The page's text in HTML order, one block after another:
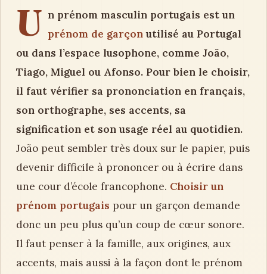
U n prénom masculin portugais est un
prénom de garçonutilisé au Portugal
ou dans l’espace lusophone, comme João,
Tiago, Miguel ou Afonso. Pour bien le choisir,
il faut vérifier sa prononciation en français,
son orthographe, ses accents, sa
signification et son usage réel au quotidien.
João peut sembler très doux sur le papier, puis
devenir difficile à prononcer ou à écrire dans
une cour d’école francophone. Choisir un
prénom portugais pour un garçon demande
donc un peu plus qu’un coup de cœur sonore.
Il faut penser à la famille, aux origines, aux
accents, mais aussi à la façon dont le prénom